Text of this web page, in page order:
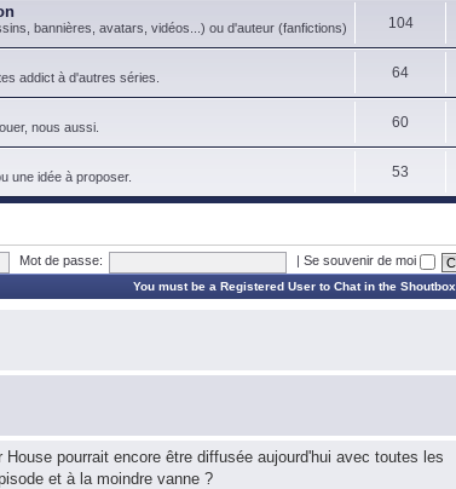
bannières, avatars, vidéos...) ou d'auteur (fanfictions) 104
addict à d'autres séries. 64
nous aussi. 60
une idée à proposer. 53
Mot de passe: Se souvenir de moi
You must be a Registered User to Chat in the Shoutbox
pourrait encore être diffusée aujourd'hui avec toutes les
et à la moindre vanne ?